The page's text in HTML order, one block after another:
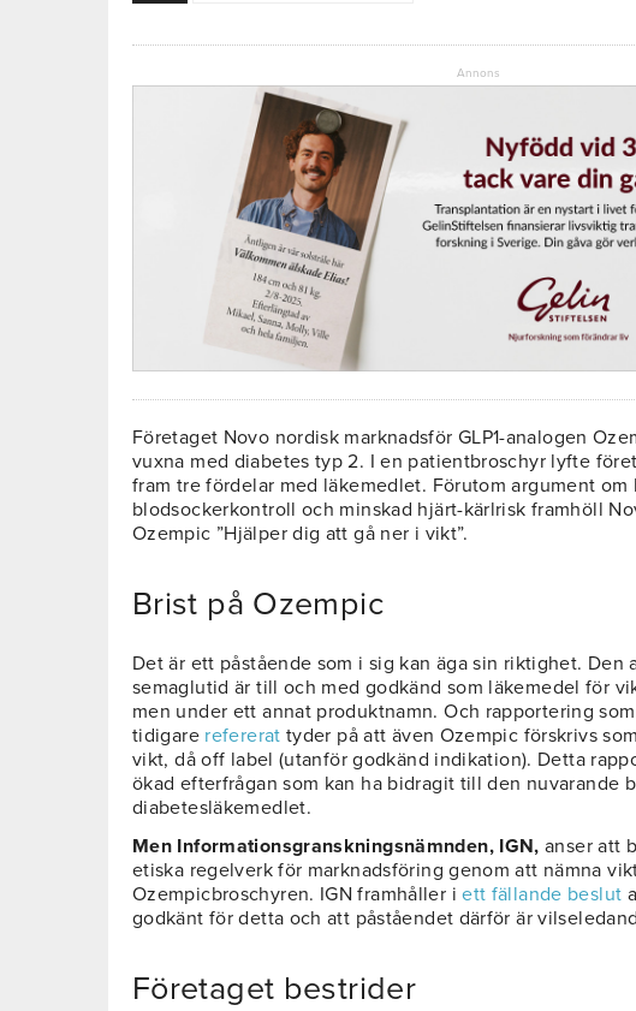
Annons
Företaget Novo nordisk marknadsför GLP1-analogen
vuxna med diabetes typ 2. I en patientbroschyr lyfte
fram tre fördelar med läkemedlet. Förutom argument om
blodsockerkontroll och minskad hjärt-kärlrisk framhöll
Ozempic ”Hjälper dig att gå ner i vikt”.
Brist på Ozempic
Det är ett påstående som i sig kan äga sin riktighet. Den
semaglutid är till och med godkänd som läkemedel för
men under ett annat produktnamn. Och rapportering
tidigare refererat tyder på att även Ozempic förskrivs
vikt, då off label (utanför godkänd indikation). Detta
ökad efterfrågan som kan ha bidragit till den nuvarande
diabetesläkemedlet.
Men Informationsgranskningsnämnden, IGN, anser att
etiska regelverk för marknadsföring genom att nämna
Ozempicbroschyren. IGN framhåller iett fällande beslut
godkänt för detta och att påståendet därför är
Företaget bestrider